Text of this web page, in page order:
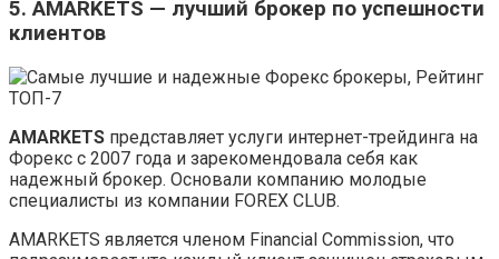
5. AMARKETS — лучший брокер по успешности
клиентов
AMARKETS представляет услуги интернет-трейдинга на
Форекс с 2007 года и зарекомендовала себя как
надежный брокер. Основали компанию молодые
специалисты из компании FOREX CLUB.
AMARKETS является членом Financial Commission, что